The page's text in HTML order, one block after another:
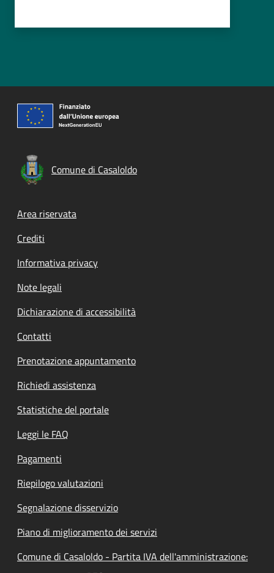
Comune di Casaloldo
Footer menu
Area riservata
Crediti
Informativa privacy
Note legali
Dichiarazione di accessibilità
Contatti
Prenotazione appuntamento
Richiedi assistenza
Statistiche del portale
Leggi le FAQ
Pagamenti
Riepilogo valutazioni
Segnalazione disservizio
Piano di miglioramento dei servizi
Comune di Casaloldo - Partita IVA dell'amministrazione: